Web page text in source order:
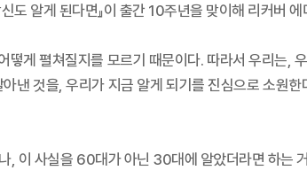
도 알게 된다면』이 출간 10주년을 맞이해 리커버
떻게 펼쳐질지를 모르기 때문이다. 따라서 우리는,
낸 것을, 우리가 지금 알게 되기를 진심으로 소원
, 이 사실을 60대가 아닌 30대에 알았더라면 하는